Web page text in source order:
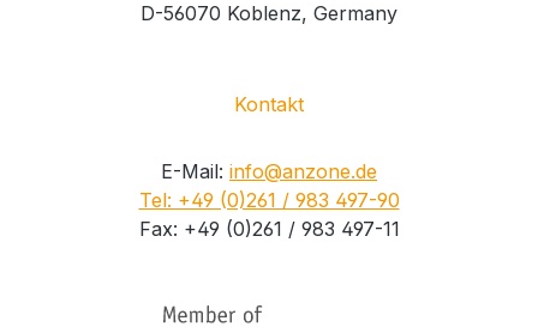
D-56070 Koblenz, Germany
Kontakt
E-Mail: info@anzone.de
Tel: +49 (0)261 / 983 497-90
Fax: +49 (0)261 / 983 497-11